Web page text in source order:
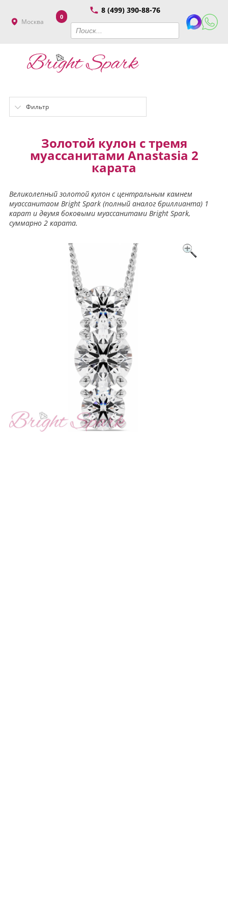
Москва
8 (499) 390-88-76
0
Фильтр
Золотой кулон с тремя
муассанитами Anastasia 2
карата
Великолепный золотой кулон с центральным камнем
муассанитаом Bright Spark (полный аналог бриллианта) 1
карат и двумя боковыми муассанитами Bright Spark,
суммарно 2 карата.